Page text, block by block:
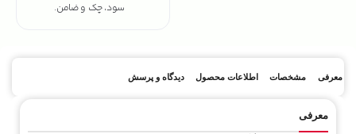
سود، چک و ضامن.
معرفی مشخصات اطلاعات محصول دیدگاه و پرسش
معرفی